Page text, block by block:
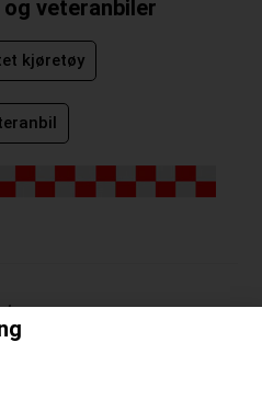
veteranbiler
kjøretøy